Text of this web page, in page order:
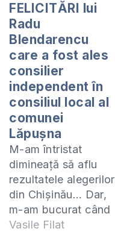
FELICITĂRI lui
Radu
Blendarencu
care a fost ales
consilier
independent în
consiliul local al
comunei
Lăpuşna
M-am întristat
dimineaţă să aflu
rezultatele alegerilor
din Chişinău… Dar,
m-am bucurat când
am primit un mesaj
Vasile Filat